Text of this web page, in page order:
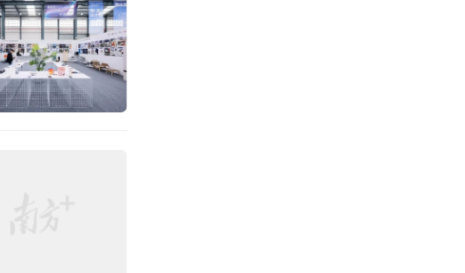
技硬件迎
业的试水
面进发之